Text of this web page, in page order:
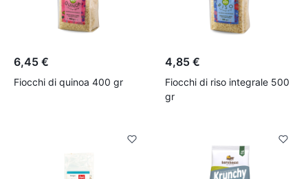
6,45 €
Fiocchi di quinoa 400 gr
4,85 €
Fiocchi di riso integrale 500
gr